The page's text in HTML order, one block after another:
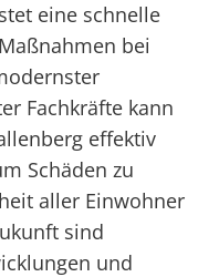
eine schnelle
bei
Fachkräfte kann
effektiv
Schäden zu
aller Einwohner
sind
und